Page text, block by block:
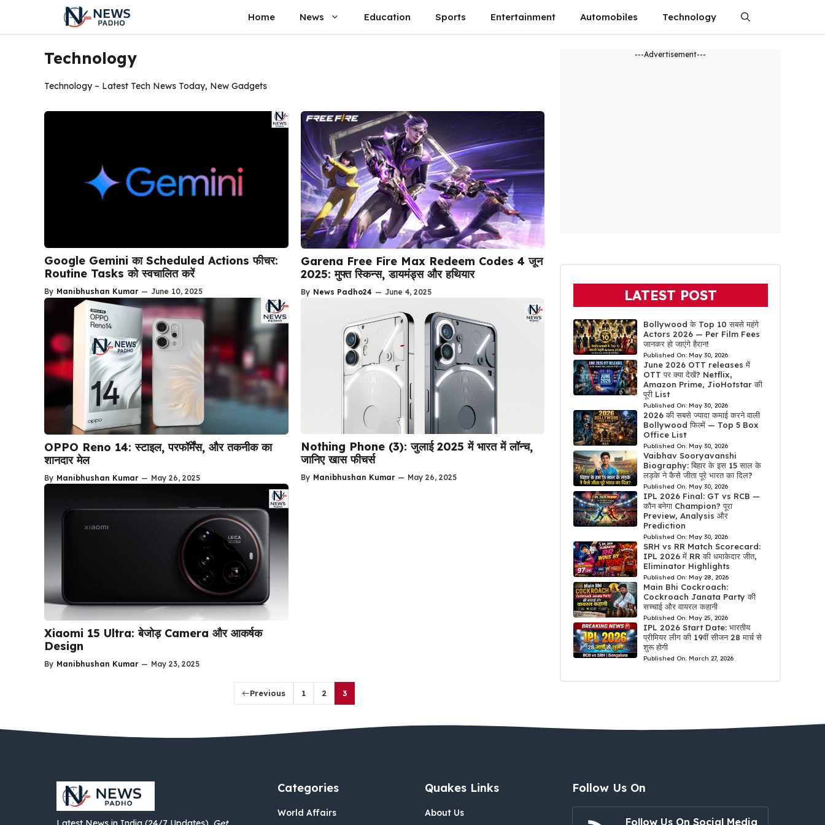
content
Home News Education Sports Entertainment Automobiles Technology
Technology
Technology – Latest Tech News Today, New Gadgets
Google Gemini का Scheduled Actions फीचर:
Routine Tasks को स्वचालित करें
By Manibhushan Kumar — June 10, 2025
Garena Free Fire Max Redeem Codes 4 जून
2025: मुफ्त स्किन्स, डायमंड्स और हथियार
By News Padho24 — June 4, 2025
OPPO Reno 14: स्टाइल, परफॉर्मेंस, और तकनीक का
शानदार मेल
By Manibhushan Kumar — May 26, 2025
Nothing Phone (3): जुलाई 2025 में भारत में लॉन्च,
जानिए खास फीचर्स
By Manibhushan Kumar — May 26, 2025
Xiaomi 15 Ultra: बेजोड़ Camera और आकर्षक
Design
By Manibhushan Kumar — May 23, 2025
Previous 1 2 3
---Advertisement---
LATEST POST
Bollywood के Top 10 सबसे महंगे
Actors 2026 — Per Film Fees
जानकर हो जाएंगे हैरान!
Published On: May 30, 2026
June 2026 OTT releases में
OTT पर क्या देखें? Netflix,
Amazon Prime, JioHotstar की
पूरी List
Published On: May 30, 2026
2026 की सबसे ज्यादा कमाई करने वाली
Bollywood फिल्में — Top 5 Box
Office List
Published On: May 30, 2026
Vaibhav Sooryavanshi
Biography: बिहार के इस 15 साल के
लड़के ने कैसे जीता पूरे भारत का दिल?
Published On: May 30, 2026
IPL 2026 Final: GT vs RCB —
कौन बनेगा Champion? पूरा
Preview, Analysis और
Prediction
Published On: May 30, 2026
SRH vs RR Match Scorecard:
IPL 2026 में RR की धमाकेदार जीत,
Eliminator Highlights
Published On: May 28, 2026
Main Bhi Cockroach:
Cockroach Janata Party की
सच्चाई और वायरल कहानी
Published On: May 25, 2026
IPL 2026 Start Date: भारतीय
प्रीमियर लीग की 19वीं सीजन 28 मार्च से
शुरू होगी
Published On: March 27, 2026
Categories
World Affairs
Quakes Links
About Us
Follow Us On
Follow Us On Social Media